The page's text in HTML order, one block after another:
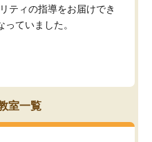
ティの指導をお届けでき
ていました。
室一覧